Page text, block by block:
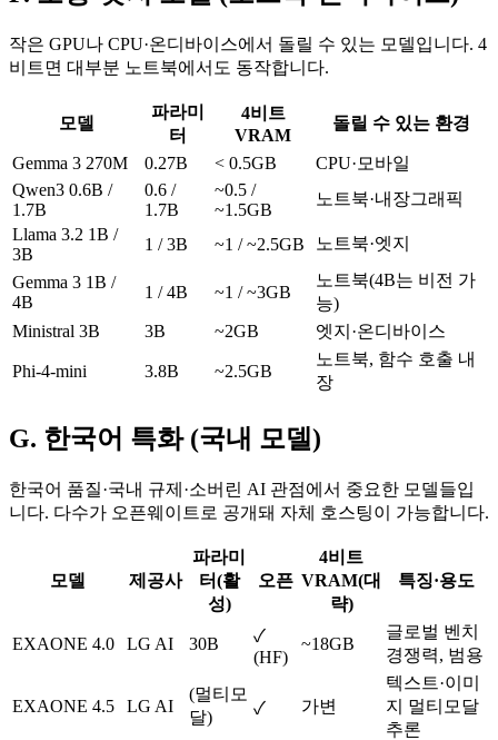
작은 GPU나 CPU·온디바이스에서 돌릴 수 있는 모델입니다. 4
비트면 대부분 노트북에서도 동작합니다.
모델
파라미
터
4비트
VRAM
돌릴 수 있는 환경
Gemma 3 270M 0.27B < 0.5GB
CPU·모바일
Qwen3 0.6B /
1.7B
0.6 /
1.7B
~0.5 /
~1.5GB
노트북·내장그래픽
Llama 3.2 1B /
3B
1 / 3B ~1 / ~2.5GB 노트북·엣지
Gemma 3 1B /
4B
1 / 4B ~1 / ~3GB
노트북(4B는 비전 가
능)
Ministral 3B
3B ~2GB 엣지·온디바이스
Phi-4-mini 3.8B ~2.5GB
노트북, 함수 호출 내
장
G. 한국어 특화 (국내 모델)
한국어 품질·국내 규제·소버린 AI 관점에서 중요한 모델들입
니다. 다수가 오픈웨이트로 공개돼 자체 호스팅이 가능합니다.
모델 제공사
파라미
터(활
성)
오픈
4비트
VRAM(대
략)
특징·용도
EXAONE 4.0 LG AI 30B
✓
(HF)
~18GB
글로벌 벤치
경쟁력, 범용
EXAONE 4.5 LG AI
(멀티모
달)
✓ 가변
텍스트·이미
지 멀티모달
추론